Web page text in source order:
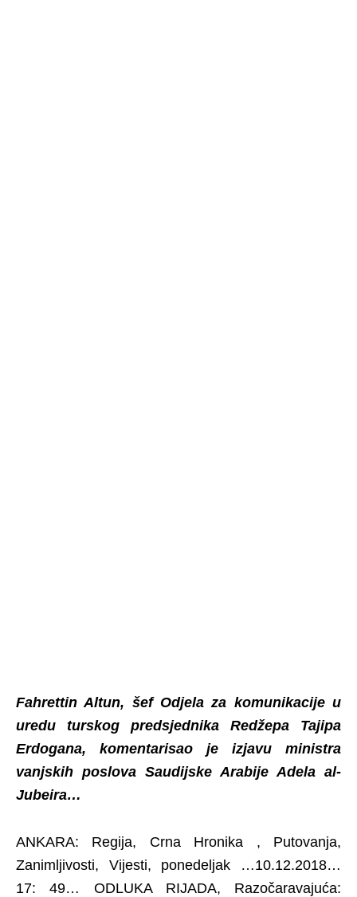
Fahrettin Altun, šef Odjela za komunikacije u
uredu turskog predsjednika Redžepa Tajipa
Erdogana, komentarisao je izjavu ministra
vanjskih poslova Saudijske Arabije Adela al-
Jubeira…
ANKARA: Regija, Crna Hronika , Putovanja,
Zanimljivosti, Vijesti, ponedeljak …10.12.2018…
17: 49… ODLUKA RIJADA, Razočaravajuća: